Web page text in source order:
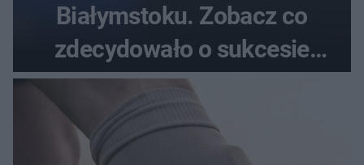
Białymstoku. Zobacz co
zdecydowało o sukcesie
gości